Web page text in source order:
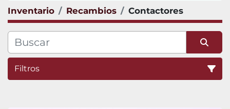
Inventario Recambios Contactores
Filtros